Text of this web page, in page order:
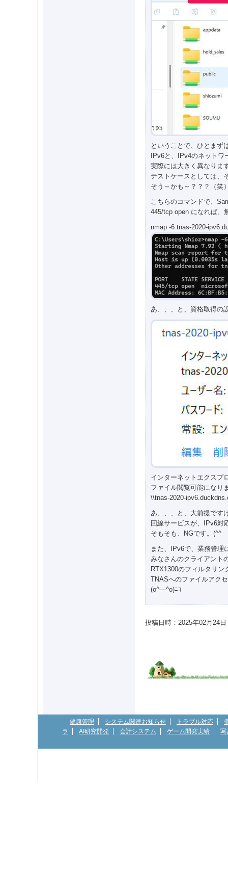
ということで、ひとまず
IPv6と、IPv4のネットワ
実際には大きく異なりま
テストケースとしては、
そう～かも～？？？（笑
こちらのコマンドで、
445/tcp open になれば、
nmap -6 tnas-2020-
あ、、、と、資格取得の
インターネットエクスプ
ファイル閲覧可能になり
\\tnas-2020-
あ、、、と、大前提です
回線サービスが、IPv6対
そもそも、NGです。(^^ゞ
また、IPv6で、業務管理
みなさんのクライアント
RTX1300のフィルタリン
TNASへのファイルアク
(o^―^o)ﾆｺ
投稿日時：2025年02月24
健康管理 システム関連お知らせ トラブル対応
ラ
AI研究開発 会計システム ゲーム開発実績 写